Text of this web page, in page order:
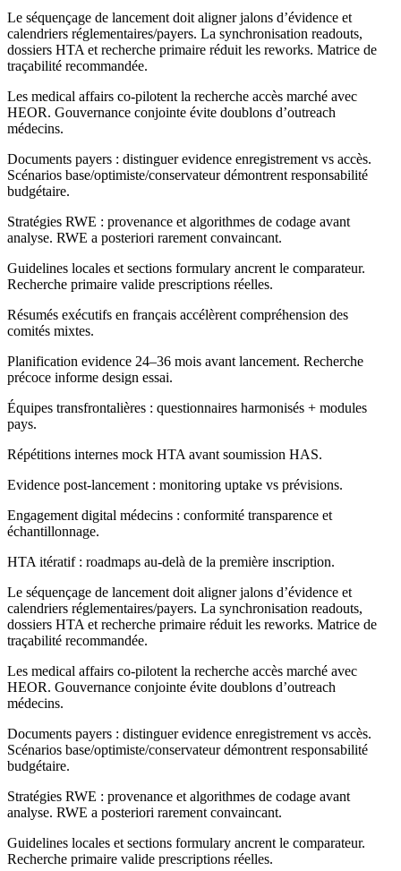
Le séquençage de lancement doit aligner jalons d’évidence et
calendriers réglementaires/payers. La synchronisation readouts,
dossiers HTA et recherche primaire réduit les reworks. Matrice de
traçabilité recommandée.
Les medical affairs co-pilotent la recherche accès marché avec
HEOR. Gouvernance conjointe évite doublons d’outreach
médecins.
Documents payers : distinguer evidence enregistrement vs accès.
Scénarios base/optimiste/conservateur démontrent responsabilité
budgétaire.
Stratégies RWE : provenance et algorithmes de codage avant
analyse. RWE a posteriori rarement convaincant.
Guidelines locales et sections formulary ancrent le comparateur.
Recherche primaire valide prescriptions réelles.
Résumés exécutifs en français accélèrent compréhension des
comités mixtes.
Planification evidence 24–36 mois avant lancement. Recherche
précoce informe design essai.
Équipes transfrontalières : questionnaires harmonisés + modules
pays.
Répétitions internes mock HTA avant soumission HAS.
Evidence post-lancement : monitoring uptake vs prévisions.
Engagement digital médecins : conformité transparence et
échantillonnage.
HTA itératif : roadmaps au-delà de la première inscription.
Le séquençage de lancement doit aligner jalons d’évidence et
calendriers réglementaires/payers. La synchronisation readouts,
dossiers HTA et recherche primaire réduit les reworks. Matrice de
traçabilité recommandée.
Les medical affairs co-pilotent la recherche accès marché avec
HEOR. Gouvernance conjointe évite doublons d’outreach
médecins.
Documents payers : distinguer evidence enregistrement vs accès.
Scénarios base/optimiste/conservateur démontrent responsabilité
budgétaire.
Stratégies RWE : provenance et algorithmes de codage avant
analyse. RWE a posteriori rarement convaincant.
Guidelines locales et sections formulary ancrent le comparateur.
Recherche primaire valide prescriptions réelles.